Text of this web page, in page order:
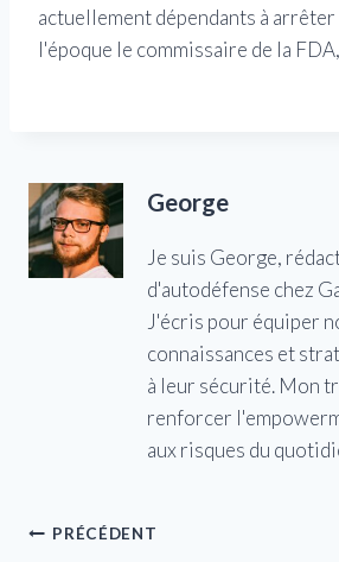
actuellement dépendants à arrêter
l'époque le commissaire de la
George
Je suis George,
d'autodéfense chez
J'écris pour équiper
connaissances et
à leur sécurité. Mon
renforcer
aux risques du
Navigation
PRÉCÉDENT